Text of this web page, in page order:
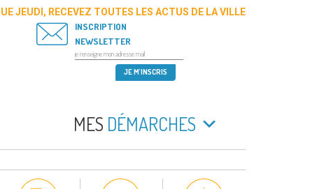
JEUDI, RECEVEZ TOUTES LES ACTUS DE LA VILLE
INSCRIPTION
NEWSLETTER
MES DÉMARCHES